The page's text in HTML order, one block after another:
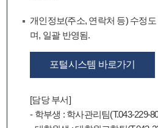
개인정보(주소, 연락처 등) 수정
며, 일괄 반영됨.
포털시스템 바로가기
[담당 부서]
- 학부생 : 학사관리팀(T.043-229-